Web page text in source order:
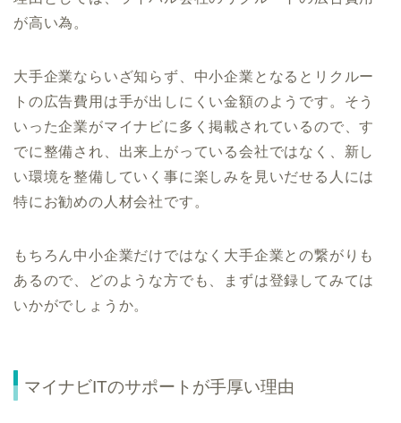
が高い為。
大手企業ならいざ知らず、中小企業となるとリクルー
トの広告費用は手が出しにくい金額のようです。そう
いった企業がマイナビに多く掲載されているので、す
でに整備され、出来上がっている会社ではなく、新し
い環境を整備していく事に楽しみを見いだせる人には
特にお勧めの人材会社です。
もちろん中小企業だけではなく大手企業との繋がりも
あるので、どのような方でも、まずは登録してみては
いかがでしょうか。
マイナビITのサポートが手厚い理由